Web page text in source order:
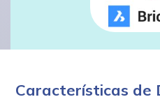
Características de